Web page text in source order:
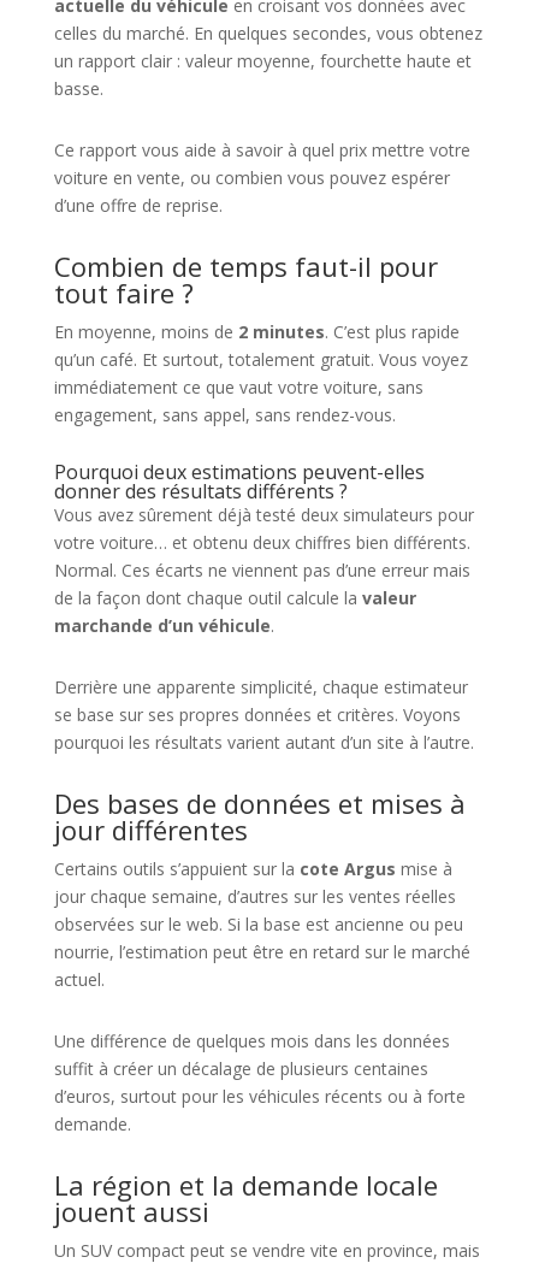
actuelle du véhicule en croisant vos données avec
celles du marché. En quelques secondes, vous obtenez
un rapport clair : valeur moyenne, fourchette haute et
basse.
Ce rapport vous aide à savoir à quel prix mettre votre
voiture en vente, ou combien vous pouvez espérer
d’une offre de reprise.
Combien de temps faut-il pour
tout faire ?
En moyenne, moins de 2 minutes. C’est plus rapide
qu’un café. Et surtout, totalement gratuit. Vous voyez
immédiatement ce que vaut votre voiture, sans
engagement, sans appel, sans rendez-vous.
Pourquoi deux estimations peuvent-elles
donner des résultats différents ?
Vous avez sûrement déjà testé deux simulateurs pour
votre voiture… et obtenu deux chiffres bien différents.
Normal. Ces écarts ne viennent pas d’une erreur mais
de la façon dont chaque outil calcule la valeur
marchande d’un véhicule.
Derrière une apparente simplicité, chaque estimateur
se base sur ses propres données et critères. Voyons
pourquoi les résultats varient autant d’un site à l’autre.
Des bases de données et mises à
jour différentes
Certains outils s’appuient sur la cote Argus mise à
jour chaque semaine, d’autres sur les ventes réelles
observées sur le web. Si la base est ancienne ou peu
nourrie, l’estimation peut être en retard sur le marché
actuel.
Une différence de quelques mois dans les données
suffit à créer un décalage de plusieurs centaines
d’euros, surtout pour les véhicules récents ou à forte
demande.
La région et la demande locale
jouent aussi
Un SUV compact peut se vendre vite en province, mais